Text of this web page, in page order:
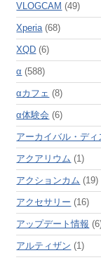
VLOGCAM (49)
Xperia(68)
XQD (6)
α (588)
αカフェ (8)
α体験会 (6)
アーカイバル・ディ
アクアリウム (1)
アクションカム (19)
アクセサリー (16)
アップデート情報
アルティザン (1)